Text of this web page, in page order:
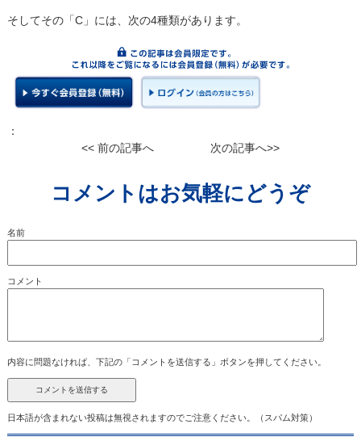
そしてその「C」には、次の4種類があります。
：
<< 前の記事へ
次の記事へ>>
コメントはお気軽にどうぞ
名前
コメント
内容に問題なければ、下記の「コメントを送信する」ボタンを押してください。
日本語が含まれない投稿は無視されますのでご注意ください。（スパム対策）